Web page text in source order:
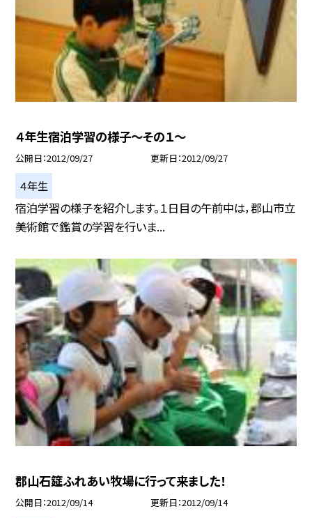
４年生宿泊学習の様子〜その１〜
公開日 2012/09/27 更新日 2012/09/27
４年生
宿泊学習の様子を紹介します。１日目の午前中は，郡山市立
美術館で鑑賞の学習を行いま...
郡山石筵ふれあい牧場に行って来ました！
公開日 2012/09/14 更新日 2012/09/14